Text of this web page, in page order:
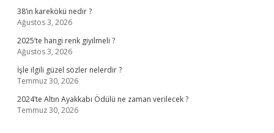
38’in karekökü nedir ?
Ağustos 3, 2026
2025’te hangi renk giyilmeli ?
Ağustos 3, 2026
İşle ilgili güzel sözler nelerdir ?
Temmuz 30, 2026
2024’te Altın Ayakkabı Ödülü ne zaman verilecek ?
Temmuz 30, 2026